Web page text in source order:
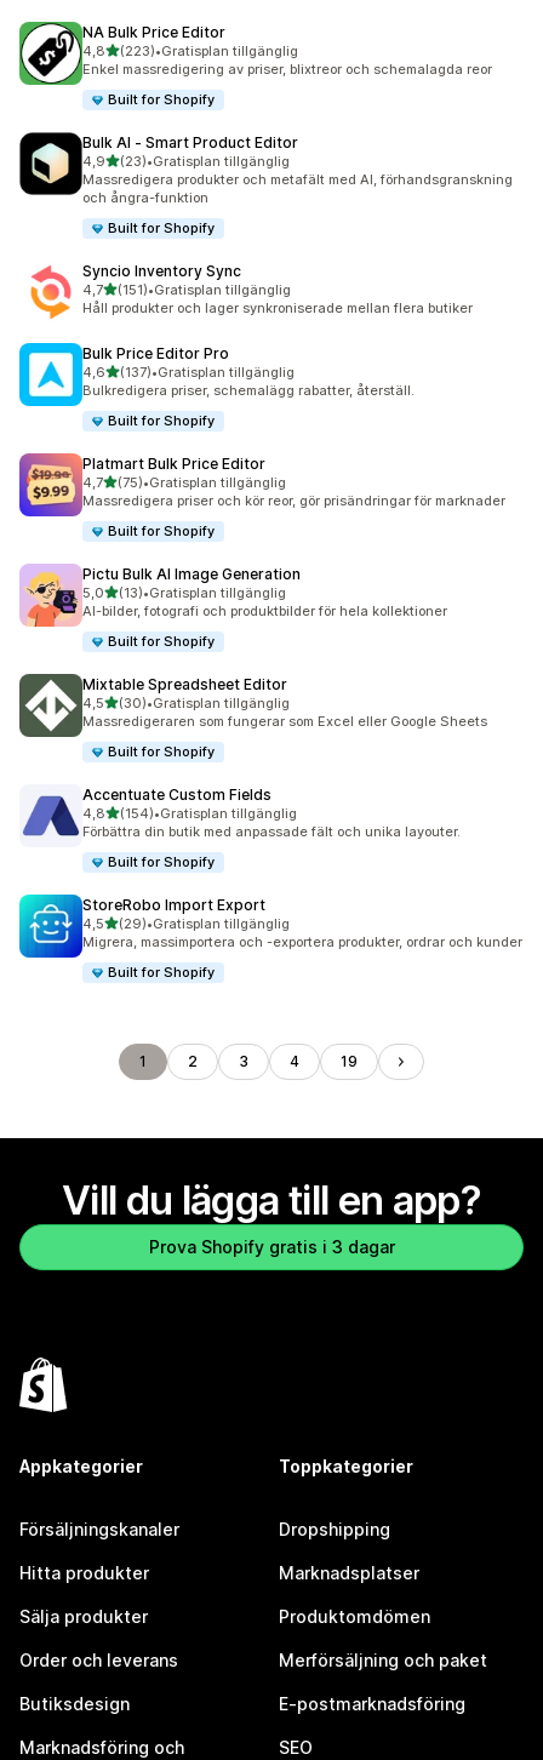
NA Bulk Price Editor
4,8av 5 stjärnor
(223)
223 recensioner totalt
•Gratisplan tillgänglig
Enkel massredigering av priser, blixtreor och schemalagda reor
Built for Shopify
Bulk AI ‑ Smart Product Editor
4,9av 5 stjärnor
(23)
23 recensioner totalt
•Gratisplan tillgänglig
Massredigera produkter och metafält med AI, förhandsgranskning
och ångra-funktion
Built for Shopify
Syncio Inventory Sync
4,7av 5 stjärnor
(151)
151 recensioner totalt
•Gratisplan tillgänglig
Håll produkter och lager synkroniserade mellan flera butiker
Bulk Price Editor Pro
4,6av 5 stjärnor
(137)
137 recensioner totalt
•Gratisplan tillgänglig
Bulkredigera priser, schemalägg rabatter, återställ.
Built for Shopify
Platmart Bulk Price Editor
4,7av 5 stjärnor
(75)
75 recensioner totalt
•Gratisplan tillgänglig
Massredigera priser och kör reor, gör prisändringar för marknader
Built for Shopify
Pictu Bulk AI Image Generation
5,0av 5 stjärnor
(13)
13 recensioner totalt
•Gratisplan tillgänglig
AI-bilder, fotografi och produktbilder för hela kollektioner
Built for Shopify
Mixtable Spreadsheet Editor
4,5av 5 stjärnor
(30)
30 recensioner totalt
•Gratisplan tillgänglig
Massredigeraren som fungerar som Excel eller Google Sheets
Built for Shopify
Accentuate Custom Fields
4,8av 5 stjärnor
(154)
154 recensioner totalt
•Gratisplan tillgänglig
Förbättra din butik med anpassade fält och unika layouter.
Built for Shopify
StoreRobo Import Export
4,5av 5 stjärnor
(29)
29 recensioner totalt
•Gratisplan tillgänglig
Migrera, massimportera och -exportera produkter, ordrar och kunder
Built for Shopify
1 2 3 4 19
Vill du lägga till en app?
Prova Shopify gratis i 3 dagar
Appkategorier
Försäljningskanaler
Hitta produkter
Sälja produkter
Order och leverans
Butiksdesign
Marknadsföring och
Toppkategorier
Dropshipping
Marknadsplatser
Produktomdömen
Merförsäljning och paket
E-postmarknadsföring
SEO